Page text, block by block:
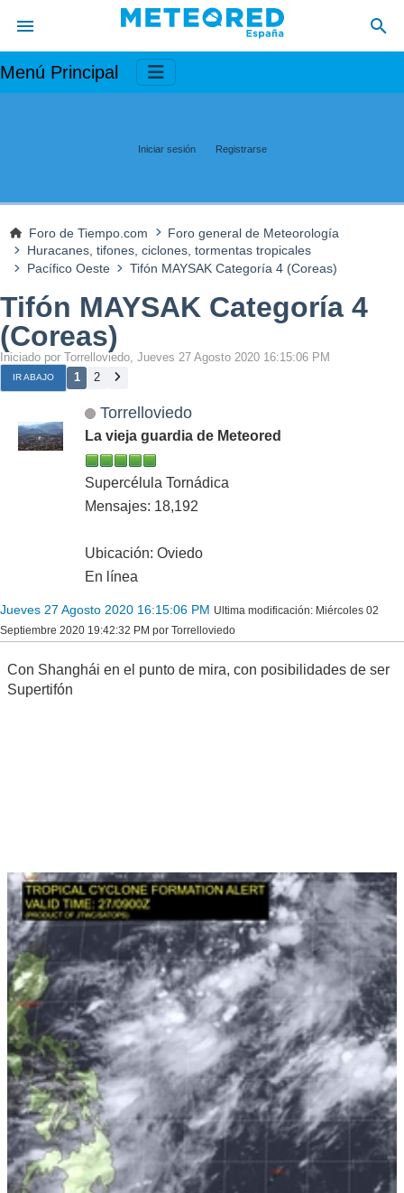
Menú Principal
Iniciar sesión Registrarse
Foro de Tiempo.com
Foro general de Meteorología
Huracanes, tifones, ciclones, tormentas tropicales
Pacífico Oeste
Tifón MAYSAK Categoría 4 (Coreas)
Tifón MAYSAK Categoría 4
(Coreas)
Iniciado por Torrelloviedo, Jueves 27 Agosto 2020 16:15:06 PM
IR ABAJO 1 2
Torrelloviedo
La vieja guardia de Meteored
Supercélula Tornádica
Mensajes: 18,192
Ubicación: Oviedo
En línea
Jueves 27 Agosto 2020 16:15:06 PM Ultima modificación: Miércoles 02
Septiembre 2020 19:42:32 PM por Torrelloviedo
Con Shanghái en el punto de mira, con posibilidades de ser
Supertifón